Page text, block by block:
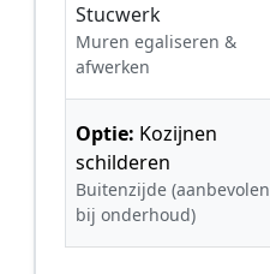
Stucwerk
Muren egaliseren &
afwerken
Optie: Kozijnen
schilderen
Buitenzijde (aanbevolen
bij onderhoud)